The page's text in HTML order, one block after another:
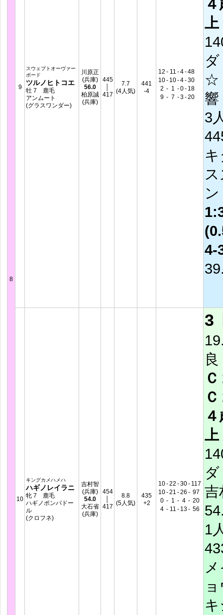
8
9
スウェプトオーヴァー
ボード
ツルノヒトコエ
牡 7 鹿毛
アンムート
(グラスワンダー)
川原正
(兵庫)
56.0
柏原誠
(兵庫)
445
417
7.7
(4人気)
441
-4
12 - 11 -4-48
10- 10-4-30
2 - 1 -0- 18
9 - 7 -3-20
上
☆
3
ン
4-
10
キングカメハメハ
ハギノレイラニ
牝 7 鹿毛
ハギノポンパドー
ル
(クロフネ)
吉村智
(兵庫)
54.0
大石省
(兵庫)
454
417
8.8
(5人気)
435
+2
10-22 -30- 117
10-21 -26 - 97
0 - 1 - 4 - 20
4 - 11 - 13- 56
3
良
上
1